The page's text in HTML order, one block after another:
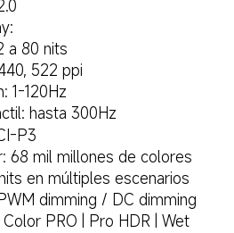
a 80 nits
522 ppi
1-120Hz
hasta 300Hz
P3
68 mil millones de colores
en múltiples escenarios
dimming / DC dimming
PRO | Pro HDR | Wet